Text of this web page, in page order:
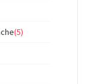
(5)